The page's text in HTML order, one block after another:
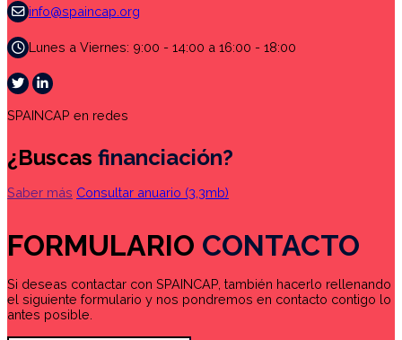
info@spaincap.org
Lunes a Viernes: 9:00 - 14:00 a 16:00 - 18:00
SPAINCAP en redes
¿Buscas financiación?
Saber más Consultar anuario (3,3mb)
FORMULARIO CONTACTO
Si deseas contactar con SPAINCAP, también hacerlo rellenando
el siguiente formulario y nos pondremos en contacto contigo lo
antes posible.